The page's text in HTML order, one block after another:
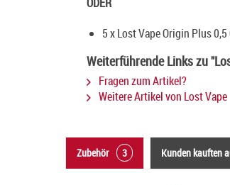
5 x Lost Vape Origin Plus
Weiterführende Links zu
Fragen zum Artikel?
Weitere Artikel von Lost Vape
Zubehör 3 Kunden kauften